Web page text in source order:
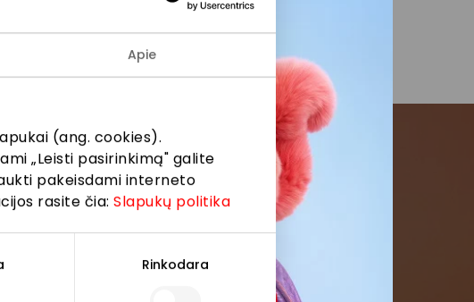
Apie
(ang. cookies).
„Leisti pasirinkimą" galite
pakeisdami interneto
rasite čia:Slapukų politika
Rinkodara
informaciją iš